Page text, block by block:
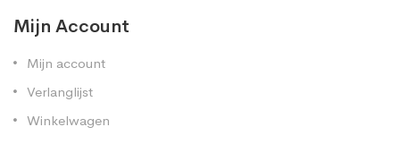
Mijn Account
Mijn account
Verlanglijst
Winkelwagen